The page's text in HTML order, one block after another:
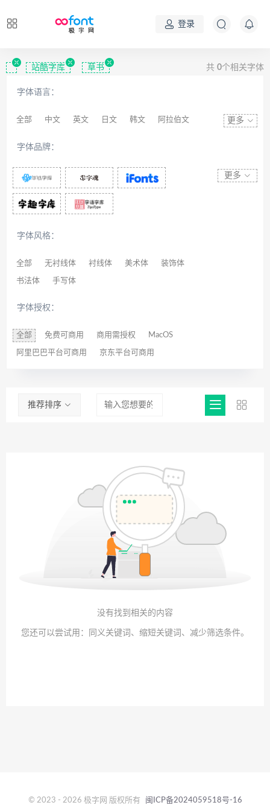
登录
站酷字库 草书 共 0个相关字体
字体语言：
全部 中文 英文 日文 韩文 阿拉伯文
拉丁文 八思巴文
更多
字体品牌：
更多
字体风格：
全部 无衬线体 衬线体 美术体 装饰体
书法体 手写体
字体授权：
全部 免费可商用 商用需授权 MacOS
阿里巴巴平台可商用 京东平台可商用
推荐排序
没有找到相关的内容
您还可以尝试用：同义关键词、缩短关键词、减少筛选条件。
© 2023 - 2026 极字网 版权所有 闽ICP备2024059518号-16